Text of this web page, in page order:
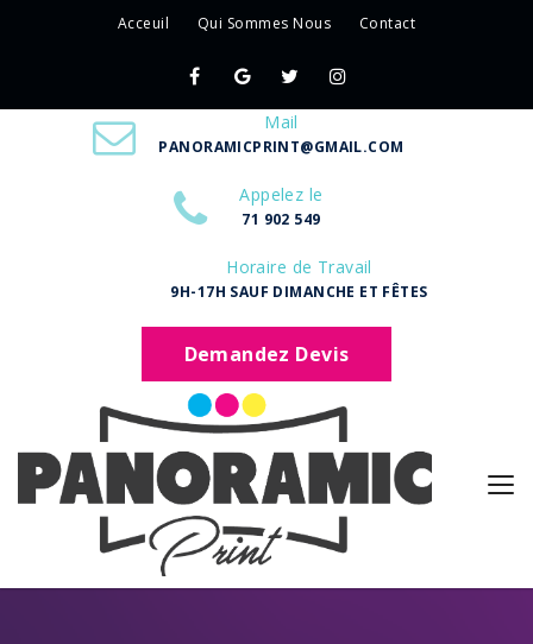
Acceuil Qui Sommes Nous Contact
Mail
PANORAMICPRINT@GMAIL.COM
Appelez le
71 902 549
Horaire de Travail
9H-17H SAUF DIMANCHE ET FÊTES
Demandez Devis